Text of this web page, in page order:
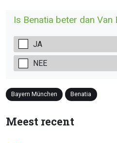
Is Benatia beter dan Van
JA
NEE
Bayern München Benatia
Meest recent